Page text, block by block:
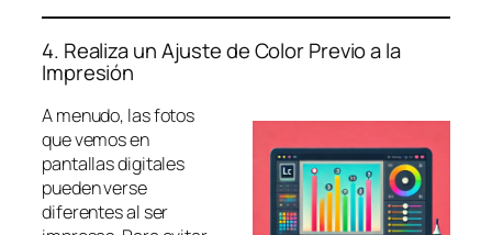
4. Realiza un Ajuste de Color Previo a la
Impresión
A menudo, las fotos
que vemos en
pantallas digitales
pueden verse
diferentes al ser